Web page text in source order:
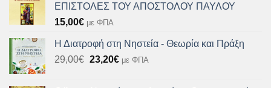
ΕΠΙΣΤΟΛΕΣ ΤΟΥ ΑΠΟΣΤΟΛΟΥ ΠΑΥΛΟΥ
15,00€ με ΦΠΑ
Η Διατροφή στη Νηστεία - Θεωρία και Πράξη
29,00€ Original
23,20€Ημε ΦΠΑ